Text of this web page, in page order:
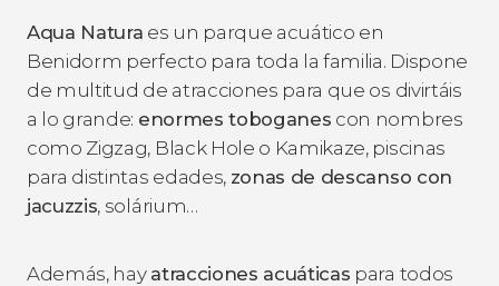
Aqua Natura es un parque acuático en
Benidorm perfecto para toda la familia. Dispone
de multitud de atracciones para que os divirtáis
a lo grande: enormes toboganes con nombres
como Zigzag, Black Hole o Kamikaze, piscinas
para distintas edades, zonas de descanso con
jacuzzis, solárium…
Además, hay atracciones acuáticas para todos